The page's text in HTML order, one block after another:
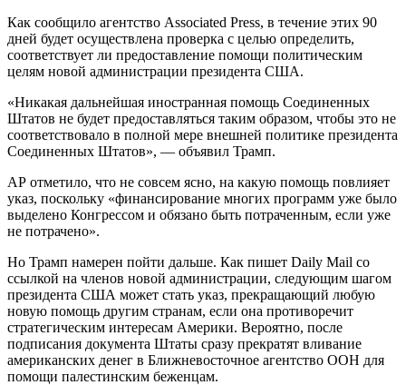
Как сообщило агентство Associated Press, в течение этих 90
дней будет осуществлена проверка с целью определить,
соответствует ли предоставление помощи политическим
целям новой администрации президента США.
«Никакая дальнейшая иностранная помощь Соединенных
Штатов не будет предоставляться таким образом, чтобы это не
соответствовало в полной мере внешней политике президента
Соединенных Штатов», — объявил Трамп.
АР отметило, что не совсем ясно, на какую помощь повлияет
указ, поскольку «финансирование многих программ уже было
выделено Конгрессом и обязано быть потраченным, если уже
не потрачено».
Но Трамп намерен пойти дальше. Как пишет Daily Mail со
ссылкой на членов новой администрации, следующим шагом
президента США может стать указ, прекращающий любую
новую помощь другим странам, если она противоречит
стратегическим интересам Америки. Вероятно, после
подписания документа Штаты сразу прекратят вливание
американских денег в Ближневосточное агентство ООН для
помощи палестинским беженцам.